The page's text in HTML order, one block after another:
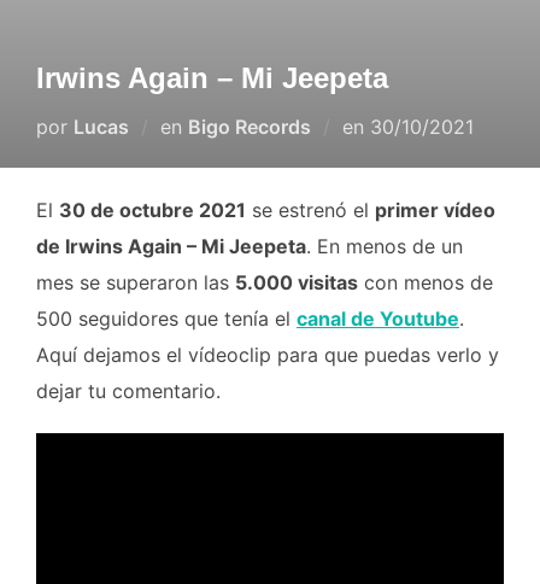
Irwins Again – Mi Jeepeta
por Lucas en Bigo Records en Publicado
30/10/2021
El 30 de octubre 2021 se estrenó el primer vídeo
de Irwins Again – Mi Jeepeta. En menos de un
mes se superaron las 5.000 visitas con menos de
500 seguidores que tenía el canal de Youtube.
Aquí dejamos el vídeoclip para que puedas verlo y
dejar tu comentario.